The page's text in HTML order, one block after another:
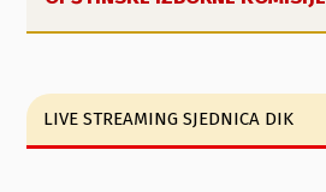
LIVE STREAMING SJEDNICA DIK